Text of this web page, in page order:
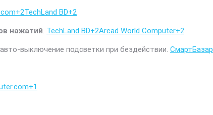
+2TechLand BD+2
нажатий. TechLand BD+2Arcad World Computer+2
выключение подсветки при бездействии. СмартБазар
+1